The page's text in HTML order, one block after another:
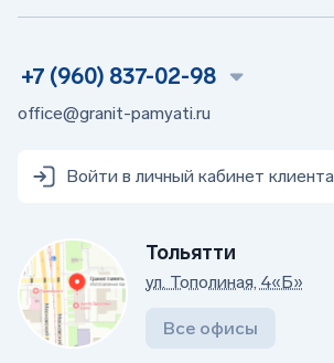
+7 (960) 837-02-98
office@granit-pamyati.ru
Войти в личный кабинет клиента
Тольятти
ул. Тополиная, 4«Б»
Все офисы